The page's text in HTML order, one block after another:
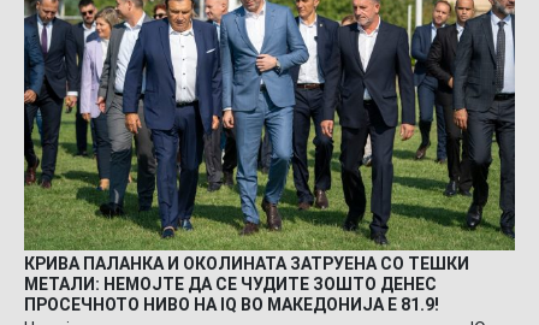
КРИВА ПАЛАНКА И ОКОЛИНАТА ЗАТРУЕНА СО ТЕШКИ
МЕТАЛИ: НЕМОЈТЕ ДА СЕ ЧУДИТЕ ЗОШТО ДЕНЕС
ПРОСЕЧНОТО НИВО НА IQ ВО МАКЕДОНИЈА Е 81.9!